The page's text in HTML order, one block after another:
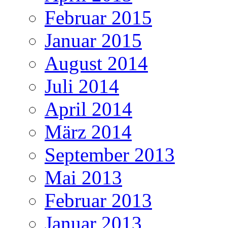
Februar 2015
Januar 2015
August 2014
Juli 2014
April 2014
März 2014
September 2013
Mai 2013
Februar 2013
Januar 2013